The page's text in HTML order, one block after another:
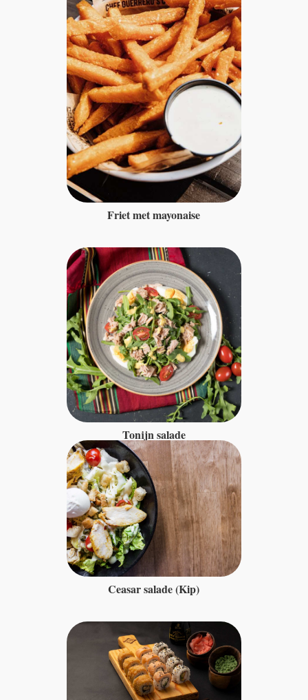
Friet met mayonaise
Tonijn salade
Ceasar salade (Kip)